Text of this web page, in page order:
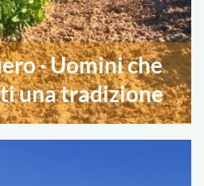
· Uomini che
una tradizione